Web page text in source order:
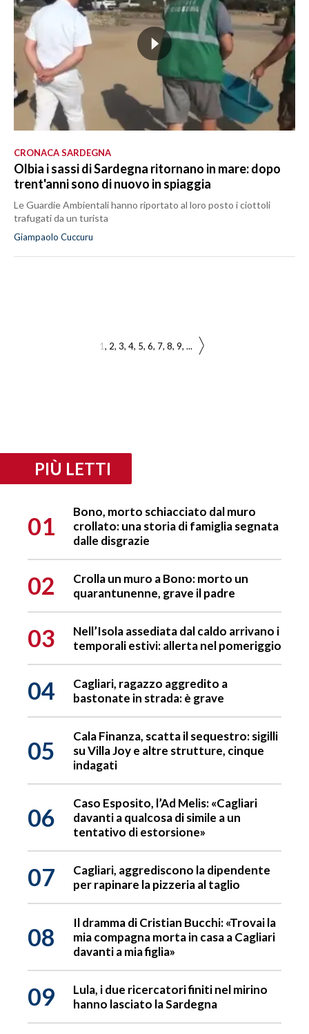
CRONACA SARDEGNA
Olbia i sassi di Sardegna ritornano in mare: dopo
trent'anni sono di nuovo in spiaggia
Le Guardie Ambientali hanno riportato al loro posto i ciottoli
trafugati da un turista
Giampaolo Cuccuru
1 2 3 4 5 6 7 8 9 ...
PIÙ LETTI
01
Bono, morto schiacciato dal muro
crollato: una storia di famiglia segnata
dalle disgrazie
02
Crolla un muro a Bono: morto un
quarantunenne, grave il padre
03
Nell’Isola assediata dal caldo arrivano i
temporali estivi: allerta nel pomeriggio
04
Cagliari, ragazzo aggredito a
bastonate in strada: è grave
05
Cala Finanza, scatta il sequestro: sigilli
su Villa Joy e altre strutture, cinque
indagati
06
Caso Esposito, l’Ad Melis: «Cagliari
davanti a qualcosa di simile a un
tentativo di estorsione»
07
Cagliari, aggrediscono la dipendente
per rapinare la pizzeria al taglio
08
Il dramma di Cristian Bucchi: «Trovai la
mia compagna morta in casa a Cagliari
davanti a mia figlia»
09
Lula, i due ricercatori finiti nel mirino
hanno lasciato la Sardegna